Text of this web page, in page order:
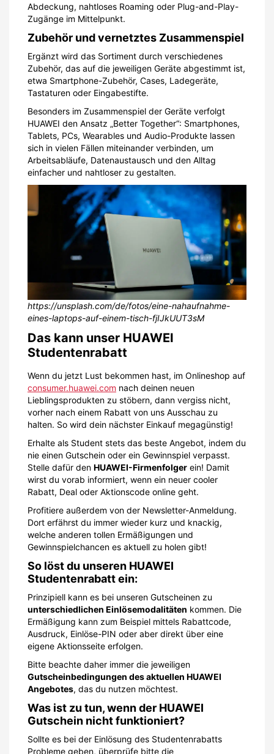
Abdeckung, nahtloses Roaming oder Plug-and-Play-
Zugänge im Mittelpunkt.
Zubehör und vernetztes Zusammenspiel
Ergänzt wird das Sortiment durch verschiedenes
Zubehör, das auf die jeweiligen Geräte abgestimmt ist,
etwa Smartphone-Zubehör, Cases, Ladegeräte,
Tastaturen oder Eingabestifte.
Besonders im Zusammenspiel der Geräte verfolgt
HUAWEI den Ansatz „Better Together“: Smartphones,
Tablets, PCs, Wearables und Audio-Produkte lassen
sich in vielen Fällen miteinander verbinden, um
Arbeitsabläufe, Datenaustausch und den Alltag
einfacher und nahtloser zu gestalten.
https://unsplash.com/de/fotos/eine-nahaufnahme-
eines-laptops-auf-einem-tisch-fjIJkUUT3sM
Das kann unser HUAWEI
Studentenrabatt
Wenn du jetzt Lust bekommen hast, im Onlineshop auf
consumer.huawei.com nach deinen neuen
Lieblingsprodukten zu stöbern, dann vergiss nicht,
vorher nach einem Rabatt von uns Ausschau zu
halten. So wird dein nächster Einkauf megagünstig!
Erhalte als Student stets das beste Angebot, indem du
nie einen Gutschein oder ein Gewinnspiel verpasst.
Stelle dafür den HUAWEI-Firmenfolger ein! Damit
wirst du vorab informiert, wenn ein neuer cooler
Rabatt, Deal oder Aktionscode online geht.
Profitiere außerdem von der Newsletter-Anmeldung.
Dort erfährst du immer wieder kurz und knackig,
welche anderen tollen Ermäßigungen und
Gewinnspielchancen es aktuell zu holen gibt!
So löst du unseren HUAWEI
Studentenrabatt ein:
Prinzipiell kann es bei unseren Gutscheinen zu
unterschiedlichen Einlösemodalitäten kommen. Die
Ermäßigung kann zum Beispiel mittels Rabattcode,
Ausdruck, Einlöse-PIN oder aber direkt über eine
eigene Aktionsseite erfolgen.
Bitte beachte daher immer die jeweiligen
Gutscheinbedingungen des aktuellen HUAWEI
Angebotes, das du nutzen möchtest.
Was ist zu tun, wenn der HUAWEI
Gutschein nicht funktioniert?
Sollte es bei der Einlösung des Studentenrabatts
Probleme geben, überprüfe bitte die